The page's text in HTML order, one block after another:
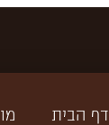
דף הבית